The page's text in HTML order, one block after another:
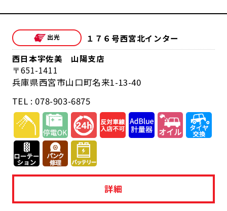
１７６号西宮北インター
西日本宇佐美 山陽支店
651-1411
兵庫県西宮市山口町名来1-13-40
TEL : 078-903-6875
詳細